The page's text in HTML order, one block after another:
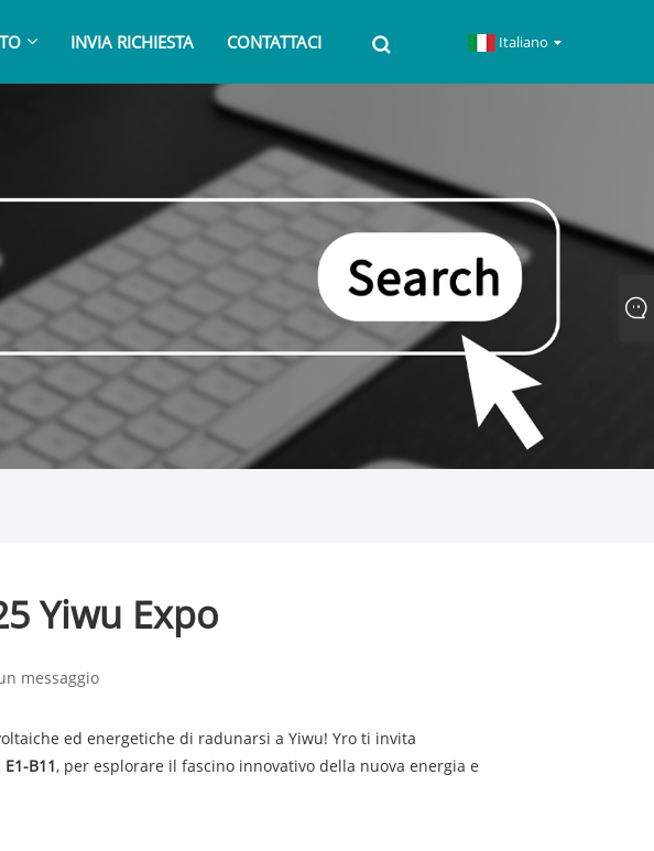
INVIA RICHIESTA CONTATTACI Italiano
Yiwu Expo
messaggio
ed energetiche di radunarsi a Yiwu! Yro ti invita
B11, per esplorare il fascino innovativo della nuova energia e